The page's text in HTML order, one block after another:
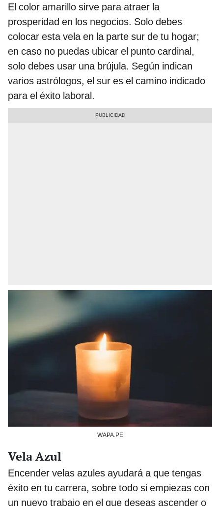
El color amarillo sirve para atraer la
prosperidad en los negocios. Solo debes
colocar esta vela en la parte sur de tu hogar;
en caso no puedas ubicar el punto cardinal,
solo debes usar una brújula. Según indican
varios astrólogos, el sur es el camino indicado
para el éxito laboral.
WAPA.PE
Vela Azul
Encender velas azules ayudará a que tengas
éxito en tu carrera, sobre todo si empiezas con
un nuevo trabajo en el que deseas ascender o